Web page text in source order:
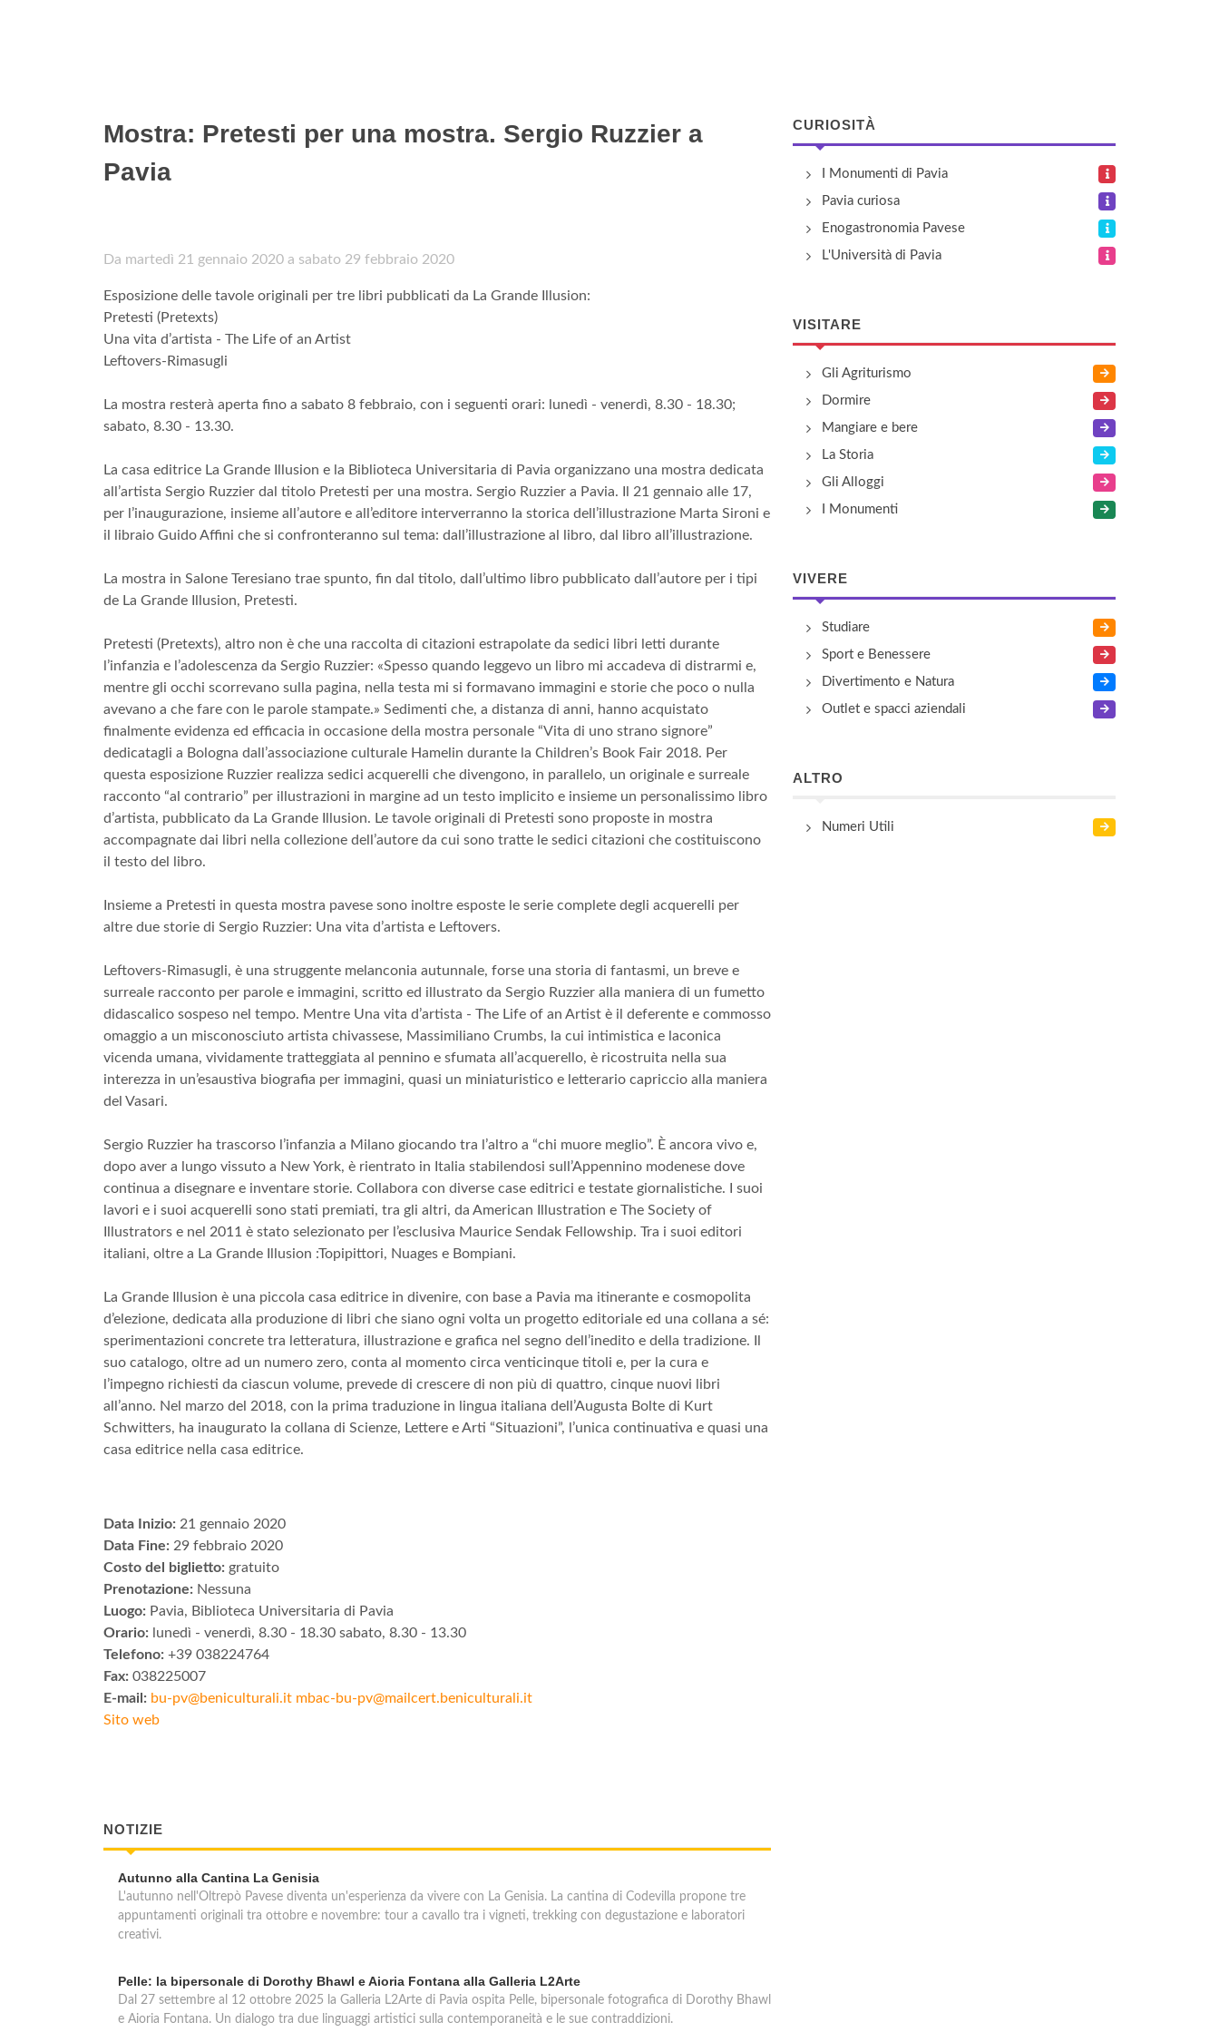
Mostra: Pretesti per una mostra. Sergio Ruzzier a
Pavia
Da martedì 21 gennaio 2020 a sabato 29 febbraio 2020
Esposizione delle tavole originali per tre libri pubblicati da La Grande Illusion:
Pretesti (Pretexts)
Una vita d’artista - The Life of an Artist
Leftovers-Rimasugli
La mostra resterà aperta fino a sabato 8 febbraio, con i seguenti orari: lunedì - venerdì, 8.30 - 18.30;
sabato, 8.30 - 13.30.
La casa editrice La Grande Illusion e la Biblioteca Universitaria di Pavia organizzano una mostra dedicata
all’artista Sergio Ruzzier dal titolo Pretesti per una mostra. Sergio Ruzzier a Pavia. Il 21 gennaio alle 17,
per l’inaugurazione, insieme all’autore e all’editore interverranno la storica dell’illustrazione Marta Sironi e
il libraio Guido Affini che si confronteranno sul tema: dall’illustrazione al libro, dal libro all’illustrazione.
La mostra in Salone Teresiano trae spunto, fin dal titolo, dall’ultimo libro pubblicato dall’autore per i tipi
de La Grande Illusion, Pretesti.
Pretesti (Pretexts), altro non è che una raccolta di citazioni estrapolate da sedici libri letti durante
l’infanzia e l’adolescenza da Sergio Ruzzier: «Spesso quando leggevo un libro mi accadeva di distrarmi e,
mentre gli occhi scorrevano sulla pagina, nella testa mi si formavano immagini e storie che poco o nulla
avevano a che fare con le parole stampate.» Sedimenti che, a distanza di anni, hanno acquistato
finalmente evidenza ed efficacia in occasione della mostra personale “Vita di uno strano signore”
dedicatagli a Bologna dall’associazione culturale Hamelin durante la Children’s Book Fair 2018. Per
questa esposizione Ruzzier realizza sedici acquerelli che divengono, in parallelo, un originale e surreale
racconto “al contrario” per illustrazioni in margine ad un testo implicito e insieme un personalissimo libro
d’artista, pubblicato da La Grande Illusion. Le tavole originali di Pretesti sono proposte in mostra
accompagnate dai libri nella collezione dell’autore da cui sono tratte le sedici citazioni che costituiscono
il testo del libro.
Insieme a Pretesti in questa mostra pavese sono inoltre esposte le serie complete degli acquerelli per
altre due storie di Sergio Ruzzier: Una vita d’artista e Leftovers.
Leftovers-Rimasugli, è una struggente melanconia autunnale, forse una storia di fantasmi, un breve e
surreale racconto per parole e immagini, scritto ed illustrato da Sergio Ruzzier alla maniera di un fumetto
didascalico sospeso nel tempo. Mentre Una vita d’artista - The Life of an Artist è il deferente e commosso
omaggio a un misconosciuto artista chivassese, Massimiliano Crumbs, la cui intimistica e laconica
vicenda umana, vividamente tratteggiata al pennino e sfumata all’acquerello, è ricostruita nella sua
interezza in un’esaustiva biografia per immagini, quasi un miniaturistico e letterario capriccio alla maniera
del Vasari.
Sergio Ruzzier ha trascorso l’infanzia a Milano giocando tra l’altro a “chi muore meglio”. È ancora vivo e,
dopo aver a lungo vissuto a New York, è rientrato in Italia stabilendosi sull’Appennino modenese dove
continua a disegnare e inventare storie. Collabora con diverse case editrici e testate giornalistiche. I suoi
lavori e i suoi acquerelli sono stati premiati, tra gli altri, da American Illustration e The Society of
Illustrators e nel 2011 è stato selezionato per l’esclusiva Maurice Sendak Fellowship. Tra i suoi editori
italiani, oltre a La Grande Illusion :Topipittori, Nuages e Bompiani.
La Grande Illusion è una piccola casa editrice in divenire, con base a Pavia ma itinerante e cosmopolita
d’elezione, dedicata alla produzione di libri che siano ogni volta un progetto editoriale ed una collana a sé:
sperimentazioni concrete tra letteratura, illustrazione e grafica nel segno dell’inedito e della tradizione. Il
suo catalogo, oltre ad un numero zero, conta al momento circa venticinque titoli e, per la cura e
l’impegno richiesti da ciascun volume, prevede di crescere di non più di quattro, cinque nuovi libri
all’anno. Nel marzo del 2018, con la prima traduzione in lingua italiana dell’Augusta Bolte di Kurt
Schwitters, ha inaugurato la collana di Scienze, Lettere e Arti “Situazioni”, l’unica continuativa e quasi una
casa editrice nella casa editrice.
Data Inizio: 21 gennaio 2020
Data Fine: 29 febbraio 2020
Costo del biglietto: gratuito
Prenotazione: Nessuna
Luogo: Pavia, Biblioteca Universitaria di Pavia
Orario: lunedì - venerdì, 8.30 - 18.30 sabato, 8.30 - 13.30
Telefono: +39 038224764
Fax: 038225007
E-mail: bu-pv@beniculturali.it mbac-bu-pv@mailcert.beniculturali.it
Sito web
NOTIZIE
Autunno alla Cantina La Genisia
L'autunno nell'Oltrepò Pavese diventa un'esperienza da vivere con La Genisia. La cantina di Codevilla propone tre
appuntamenti originali tra ottobre e novembre: tour a cavallo tra i vigneti, trekking con degustazione e laboratori
creativi.
Pelle: la bipersonale di Dorothy Bhawl e Aioria Fontana alla Galleria L2Arte
Dal 27 settembre al 12 ottobre 2025 la Galleria L2Arte di Pavia ospita Pelle, bipersonale fotografica di Dorothy Bhawl
e Aioria Fontana. Un dialogo tra due linguaggi artistici sulla contemporaneità e le sue contraddizioni.
CURIOSITÀ
I Monumenti di Pavia
Pavia curiosa
Enogastronomia Pavese
L'Università di Pavia
VISITARE
Gli Agriturismo
Dormire
Mangiare e bere
La Storia
Gli Alloggi
I Monumenti
VIVERE
Studiare
Sport e Benessere
Divertimento e Natura
Outlet e spacci aziendali
ALTRO
Numeri Utili